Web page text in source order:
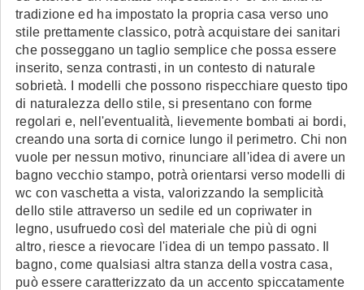
tradizione ed ha impostato la propria casa verso uno
stile prettamente classico, potrà acquistare dei sanitari
che posseggano un taglio semplice che possa essere
inserito, senza contrasti, in un contesto di naturale
sobrietà. I modelli che possono rispecchiare questo tipo
di naturalezza dello stile, si presentano con forme
regolari e, nell'eventualità, lievemente bombati ai bordi,
creando una sorta di cornice lungo il perimetro. Chi non
vuole per nessun motivo, rinunciare all'idea di avere un
bagno vecchio stampo, potrà orientarsi verso modelli di
wc con vaschetta a vista, valorizzando la semplicità
dello stile attraverso un sedile ed un copriwater in
legno, usufruedo così del materiale che più di ogni
altro, riesce a rievocare l'idea di un tempo passato. Il
bagno, come qualsiasi altra stanza della vostra casa,
può essere caratterizzato da un accento spiccatamente